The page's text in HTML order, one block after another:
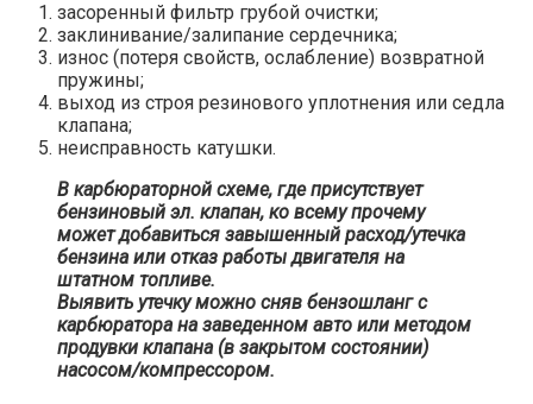
засоренный фильтр грубой очистки;
заклинивание/залипание сердечника;
износ (потеря свойств, ослабление) возвратной
пружины;
выход из строя резинового уплотнения или седла
клапана;
неисправность катушки.
В карбюраторной схеме, где присутствует
бензиновый эл. клапан, ко всему прочему
может добавиться завышенный расход/утечка
бензина или отказ работы двигателя на
штатном топливе.
Выявить утечку можно сняв бензошланг с
карбюратора на заведенном авто или методом
продувки клапана (в закрытом состоянии)
насосом/компрессором.